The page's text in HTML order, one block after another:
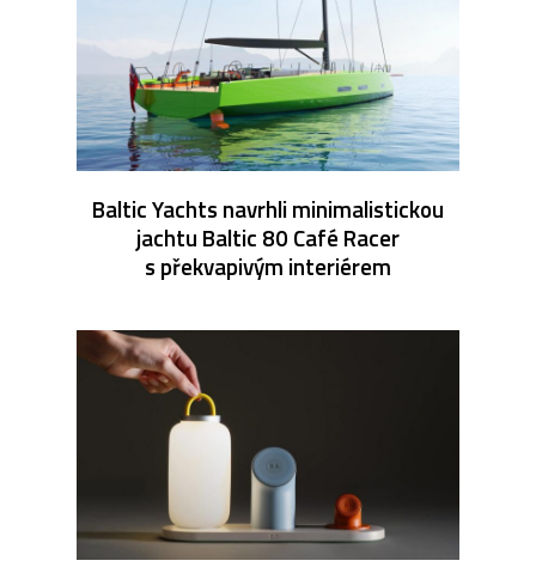
Baltic Yachts navrhli minimalistickou
jachtu Baltic 80 Café Racer
s překvapivým interiérem